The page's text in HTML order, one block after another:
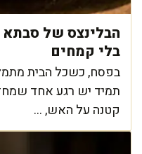
הבלינצס של
בלי קמחים
בפסח, כשכל הבית
תמיד יש רגע אחד
קטנה על האש, ...